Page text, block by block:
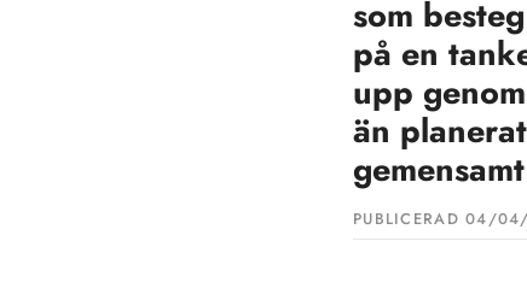
som
på en
upp
än
PUBLICERAD 04/